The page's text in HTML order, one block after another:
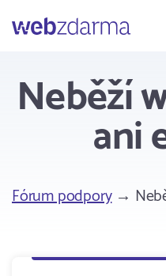
Webzdarma
Neběží
ani
Fórum podpory→